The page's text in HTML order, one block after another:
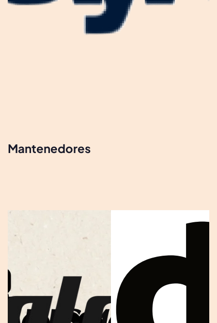
Mantenedores